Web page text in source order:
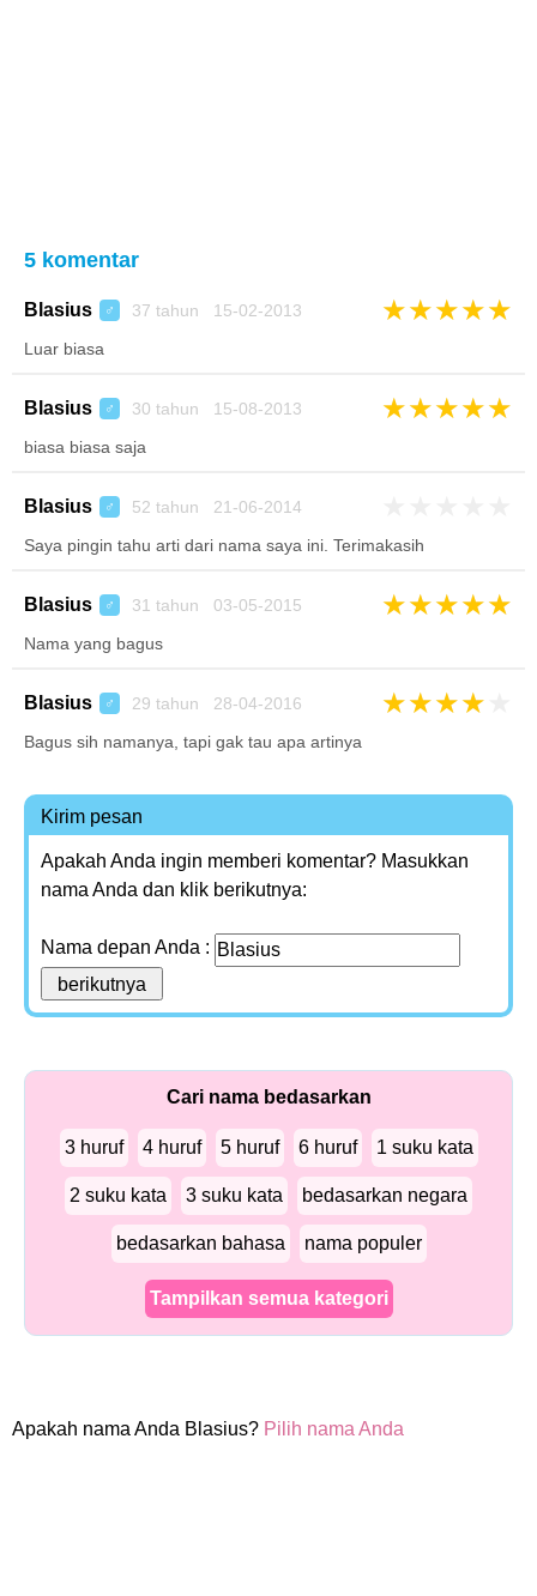
5 komentar
Blasius ♂ 37 tahun 15-02-2013 ★★★★★
Luar biasa
Blasius ♂ 30 tahun 15-08-2013 ★★★★★
biasa biasa saja
Blasius ♂ 52 tahun 21-06-2014
Saya pingin tahu arti dari nama saya ini. Terimakasih
Blasius ♂ 31 tahun 03-05-2015 ★★★★★
Nama yang bagus
Blasius ♂ 29 tahun 28-04-2016 ★★★★
Bagus sih namanya, tapi gak tau apa artinya
Kirim pesan
Apakah Anda ingin memberi komentar? Masukkan
nama Anda dan klik berikutnya:
Nama depan Anda :
Cari nama bedasarkan
3 huruf 4 huruf 5 huruf 6 huruf 1 suku kata
2 suku kata 3 suku kata bedasarkan negara
bedasarkan bahasa nama populer
Tampilkan semua kategori
Apakah nama Anda Blasius? Pilih nama Anda